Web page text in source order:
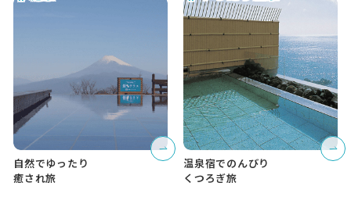
自然でゆったり
癒され旅
温泉宿でのんびり
くつろぎ旅